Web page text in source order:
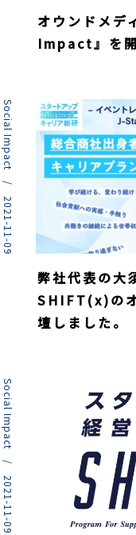
オウンドメ
Impact』を開
Social Impact / 2021-11-09
弊社代表の大
SHIFT(x)の
壇しました。
Social Impact / 2021-11-09